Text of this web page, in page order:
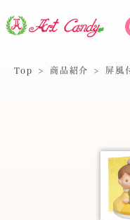
Top > 商品紹介 > 屏風